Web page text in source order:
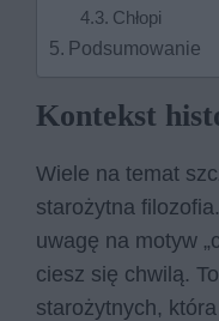
Chłopi
Podsumowanie
Kontekst
Wiele na temat
starożytna
uwagę na motyw
ciesz się chwilą.
starożytnych,